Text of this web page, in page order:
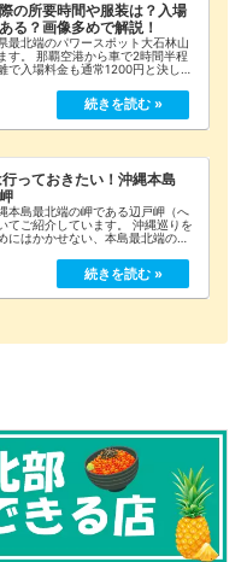
の所要時間や服装は？入場
る？画像多めで解説！
最北端のパワースポット大石林山
す。 那覇空港から車で2時間半程
で入場料金も通常1200円と決して
5月に実際に行ってきた感想、施設
交えてご紹介します！
っておきたい！沖縄本島
本島最北端の岬である辺戸岬（へ
紹介しています。 沖縄巡りを
にはかかせない、本島最北端のダ